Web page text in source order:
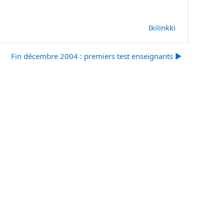
Ikilinkki
Fin décembre 2004 : premiers test enseignants ▶︎